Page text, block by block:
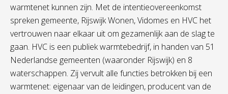
warmtenet kunnen zijn. Met de intentieovereenkomst
spreken gemeente, Rijswijk Wonen, Vidomes en HVC het
vertrouwen naar elkaar uit om gezamenlijk aan de slag te
gaan. HVC is een publiek warmtebedrijf, in handen van 51
Nederlandse gemeenten (waaronder Rijswijk) en 8
waterschappen. Zij vervult alle functies betrokken bij een
warmtenet: eigenaar van de leidingen, producent van de